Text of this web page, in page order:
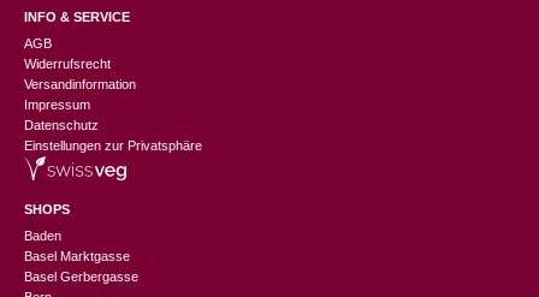
INFO & SERVICE
AGB
Widerrufsrecht
Versandinformation
Impressum
Datenschutz
Einstellungen zur Privatsphäre
SHOPS
Baden
Basel Marktgasse
Basel Gerbergasse